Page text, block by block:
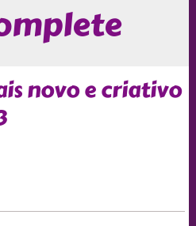
novo e criativo